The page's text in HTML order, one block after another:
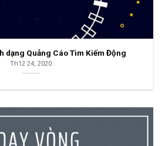
dạng Quảng Cáo Tìm Kiếm Động
Th12 24, 2020